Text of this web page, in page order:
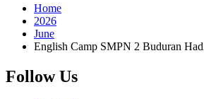
Home
2026
June
English Camp SMPN 2 Buduran
Follow Us